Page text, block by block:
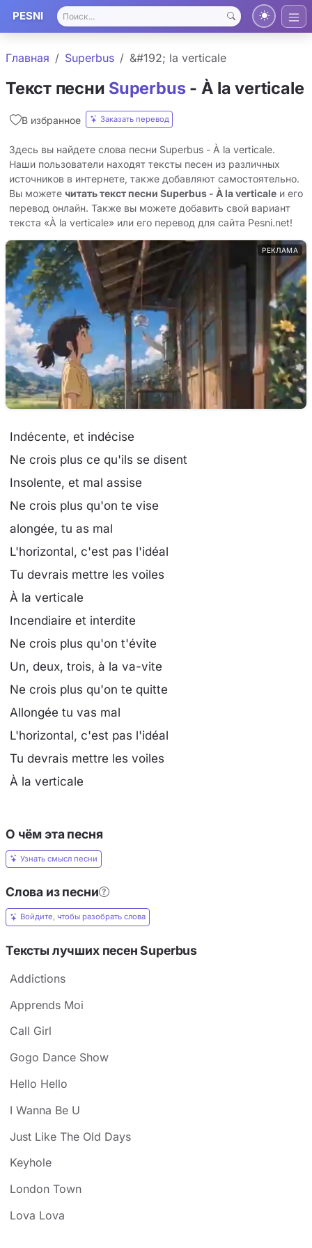
PESNI
Главная Superbus &#192; la verticale
Текст песни Superbus- À la verticale
В избранное Заказать перевод
Здесь вы найдете слова песни Superbus - À la verticale.
Наши пользователи находят тексты песен из различных
источников в интернете, также добавляют самостоятельно.
Вы можете читать текст песни Superbus - À la verticale и его
перевод онлайн. Также вы можете добавить свой вариант
текста «À la verticale» или его перевод для сайта Pesni.net!
РЕКЛАМА
Indécente, et indécise
Ne crois plus ce qu'ils se disent
Insolente, et mal assise
Ne crois plus qu'on te vise
alongée, tu as mal
L'horizontal, c'est pas l'idéal
Tu devrais mettre les voiles
À la verticale
Incendiaire et interdite
Ne crois plus qu'on t'évite
Un, deux, trois, à la va-vite
Ne crois plus qu'on te quitte
Allongée tu vas mal
L'horizontal, c'est pas l'idéal
Tu devrais mettre les voiles
À la verticale
О чём эта песня
Узнать смысл песни
Слова из песни
Войдите, чтобы разобрать слова
Тексты лучших песен Superbus
Addictions
Apprends Moi
Call Girl
Gogo Dance Show
Hello Hello
I Wanna Be U
Just Like The Old Days
Keyhole
London Town
Lova Lova